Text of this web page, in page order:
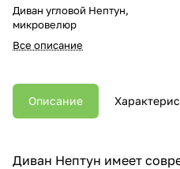
Диван угловой Нептун,
микровелюр
Все описание
Описание
Диван Нептун имеет